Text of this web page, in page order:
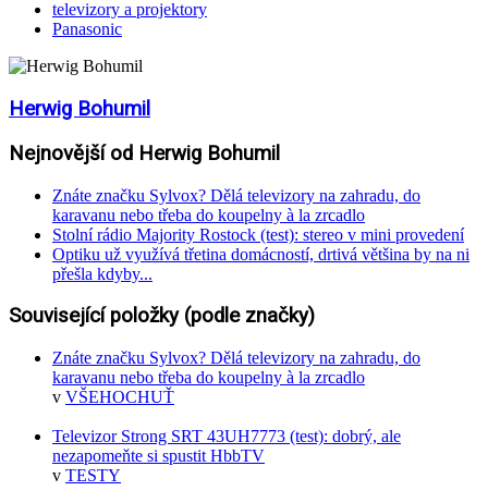
televizory a projektory
Panasonic
Herwig Bohumil
Nejnovější od Herwig Bohumil
Znáte značku Sylvox? Dělá televizory na zahradu, do
karavanu nebo třeba do koupelny à la zrcadlo
Stolní rádio Majority Rostock (test): stereo v mini provedení
Optiku už využívá třetina domácností, drtivá většina by na ni
přešla kdyby...
Související položky (podle značky)
Znáte značku Sylvox? Dělá televizory na zahradu, do
karavanu nebo třeba do koupelny à la zrcadlo
v VŠEHOCHUŤ
Televizor Strong SRT 43UH7773 (test): dobrý, ale
nezapomeňte si spustit HbbTV
v TESTY